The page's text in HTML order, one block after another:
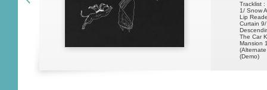
Tracklist :
1/ Snow
Lip
Curtain
The Car
Mansion
(Demo)